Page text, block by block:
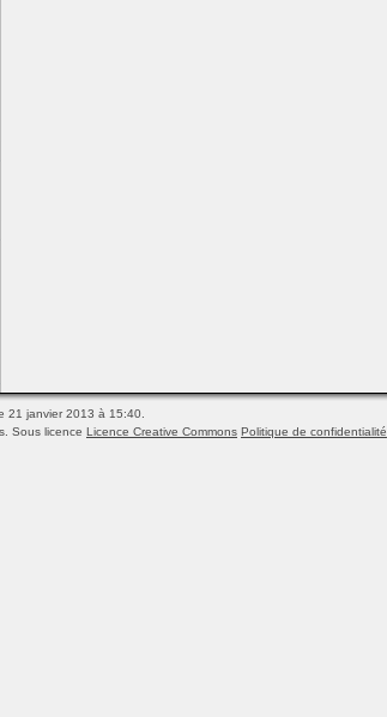
21 janvier 2013 à 15:40.
Sous licence Licence Creative Commons Politique de confidentialité